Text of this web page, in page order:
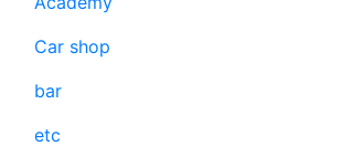
Car shop
bar
etc